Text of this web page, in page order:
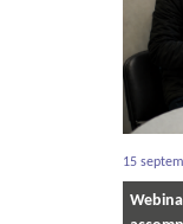
15